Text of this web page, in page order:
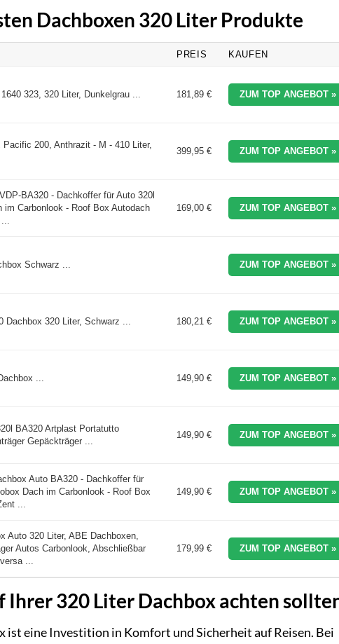
Dachboxen 320 Liter Produkte
PREIS KAUFEN
323, 320 Liter, Dunkelgrau ... 181,89 € ZUM TOP ANGEBOT »
Pacific 200, Anthrazit - M - 410 Liter,
399,95 € ZUM TOP ANGEBOT »
BA320 - Dachkoffer für Auto 320l
im Carbonlook - Roof Box Autodach
169,00 € ZUM TOP ANGEBOT »
Schwarz ... ZUM TOP ANGEBOT »
Dachbox 320 Liter, Schwarz ... 180,21 € ZUM TOP ANGEBOT »
... 149,90 € ZUM TOP ANGEBOT »
BA320 Artplast Portatutto
Gepäckträger ...
149,90 € ZUM TOP ANGEBOT »
Auto BA320 - Dachkoffer für
Dach im Carbonlook - Roof Box
...
149,90 € ZUM TOP ANGEBOT »
Auto 320 Liter, ABE Dachboxen,
Autos Carbonlook, Abschließbar
...
179,99 € ZUM TOP ANGEBOT »
Ihrer 320 Liter Dachbox achten
ist eine Investition in Komfort und Sicherheit auf Reisen. Bei